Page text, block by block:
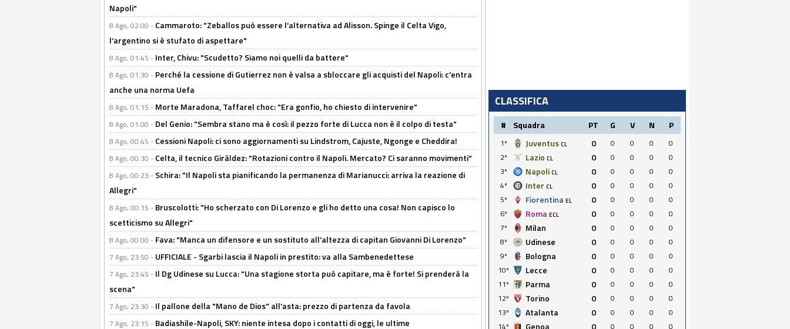
Napoli"
8 Ago, 02:00 - Cammaroto: "Zeballos può essere l’alternativa ad Alisson. Spinge il Celta Vigo,
l’argentino si è stufato di aspettare"
8 Ago, 01:45 - Inter, Chivu: "Scudetto? Siamo noi quelli da battere"
8 Ago, 01:30 - Perché la cessione di Gutierrez non è valsa a sbloccare gli acquisti del Napoli: c'entra
anche una norma Uefa
8 Ago, 01:15 - Morte Maradona, Taffarel choc: "Era gonfio, ho chiesto di intervenire"
8 Ago, 01:00 - Del Genio: "Sembra stano ma è così: il pezzo forte di Lucca non è il colpo di testa"
8 Ago, 00:45 - Cessioni Napoli: ci sono aggiornamenti su Lindstrom, Cajuste, Ngonge e Cheddira!
8 Ago, 00:30 - Celta, il tecnico Giráldez: "Rotazioni contro il Napoli. Mercato? Ci saranno movimenti"
8 Ago, 00:23 - Schira: "Il Napoli sta pianificando la permanenza di Marianucci: arriva la reazione di
Allegri"
8 Ago, 00:15 - Bruscolotti: "Ho scherzato con Di Lorenzo e gli ho detto una cosa! Non capisco lo
scetticismo su Allegri"
8 Ago, 00:00 - Fava: "Manca un difensore e un sostituto all’altezza di capitan Giovanni Di Lorenzo"
7 Ago, 23:50 - UFFICIALE - Sgarbi lascia il Napoli in prestito: va alla Sambenedettese
7 Ago, 23:45 - Il Dg Udinese su Lucca: "Una stagione storta può capitare, ma è forte! Si prenderà la
scena"
7 Ago, 23:30 - Il pallone della "Mano de Dios" all'asta: prezzo di partenza da favola
7 Ago, 23:15 - Badiashile-Napoli, SKY: niente intesa dopo i contatti di oggi, le ultime
CLASSIFICA
# Squadra PT G V N P
1º Juventus CL 0 0 0 0
0
2º
Lazio CL 0 0 0 0
0
3º
Napoli CL 0 0 0 0
0
4º
Inter CL 0 0 0 0
0
5º
Fiorentina EL 0 0 0 0
0
6º
Roma ECL 0 0 0 0
0
7º
Milan 0 0 0 0
0
8º
Udinese 0 0 0 0
0
9º
Bologna 0 0 0 0
0
10º
Lecce 0 0 0 0
0
11º
Parma 0 0 0 0
0
12º
Torino 0 0 0 0
0
13º
Atalanta 0 0 0 0
0
14º
Genoa 0 0 0 0 0